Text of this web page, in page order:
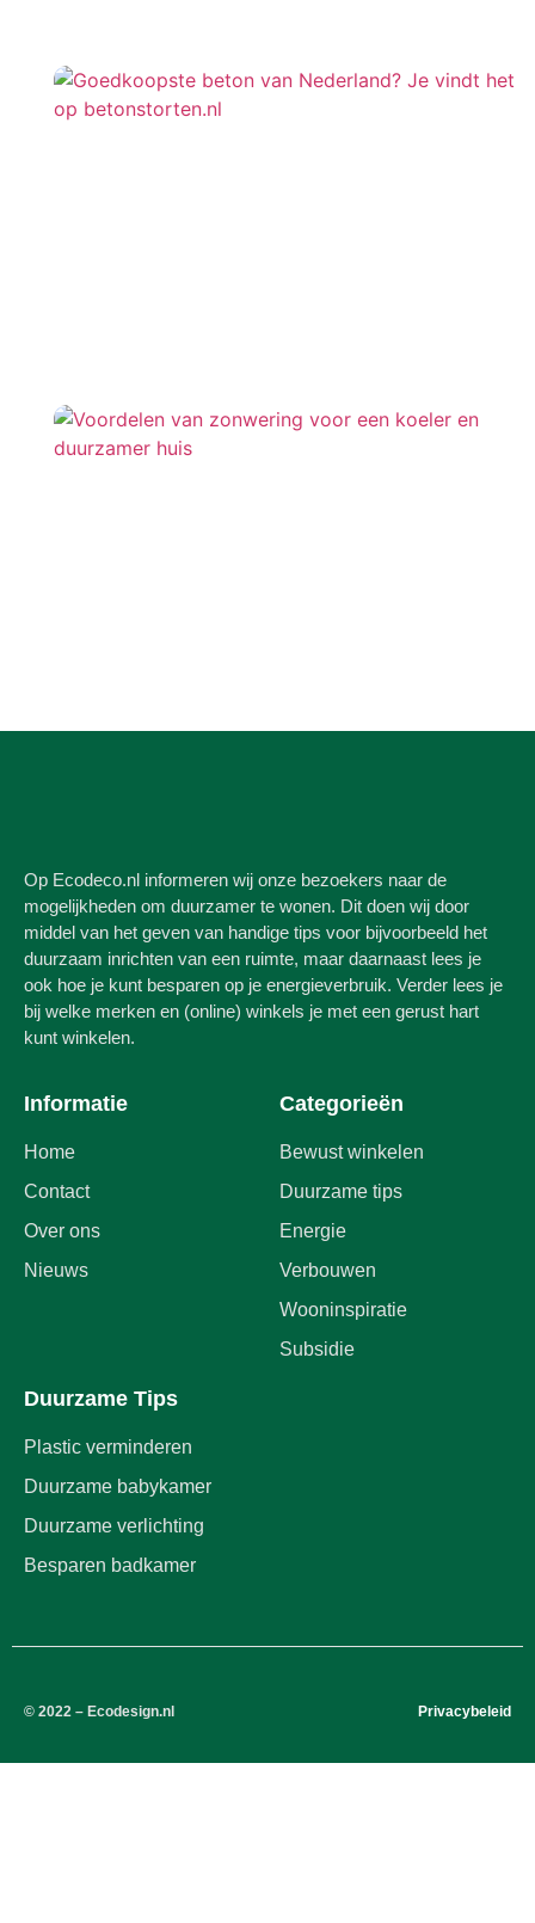
Op Ecodeco.nl informeren wij onze bezoekers naar de
mogelijkheden om duurzamer te wonen. Dit doen wij door
middel van het geven van handige tips voor bijvoorbeeld het
duurzaam inrichten van een ruimte, maar daarnaast lees je
ook hoe je kunt besparen op je energieverbruik. Verder lees je
bij welke merken en (online) winkels je met een gerust hart
kunt winkelen.
Informatie
Home
Contact
Over ons
Nieuws
Categorieën
Bewust winkelen
Duurzame tips
Energie
Verbouwen
Wooninspiratie
Subsidie
Duurzame Tips
Plastic verminderen
Duurzame babykamer
Duurzame verlichting
Besparen badkamer
© 2022 – Ecodesign.nl Privacybeleid